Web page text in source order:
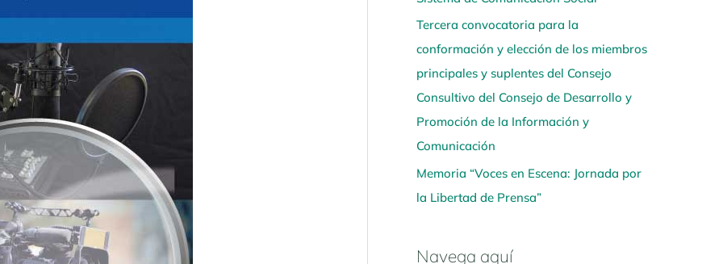
Tercera convocatoria para la
conformación y elección de los miembros
principales y suplentes del Consejo
Consultivo del Consejo de Desarrollo y
Promoción de la Información y
Comunicación
Memoria “Voces en Escena: Jornada por
la Libertad de Prensa”
Navega aquí